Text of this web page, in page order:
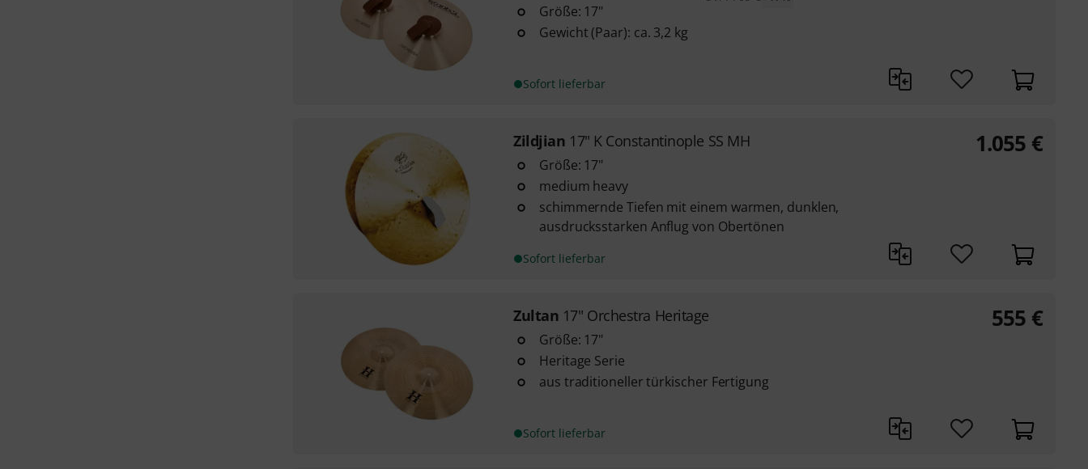
Größe: 17"
Gewicht (Paar): ca. 3,2 kg
Sofort lieferbar
Zildjian 17" K Constantinople SS MH
Größe: 17"
medium heavy
schimmernde Tiefen mit einem warmen, dunklen,
ausdrucksstarken Anflug von Obertönen
Sofort lieferbar
1.055 €
Zultan 17" Orchestra Heritage
Größe: 17"
Heritage Serie
aus traditioneller türkischer Fertigung
Sofort lieferbar
555 €